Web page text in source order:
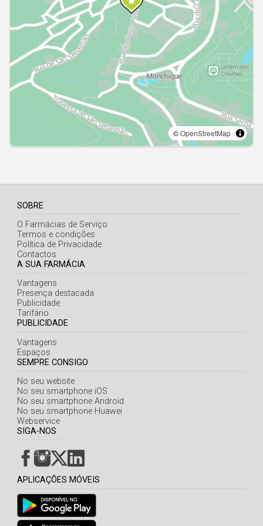
Açores
SOBRE
O Farmácias de Serviço
Termos e condições
Política de Privacidade
Contactos
A SUA FARMÁCIA
Vantagens
Presença destacada
Publicidade
Tarifário
PUBLICIDADE
Vantagens
Espaços
SEMPRE CONSIGO
No seu website
No seu smartphone iOS
No seu smartphone Android
No seu smartphone Huawei
Webservice
SIGA-NOS
APLICAÇÕES MÓVEIS